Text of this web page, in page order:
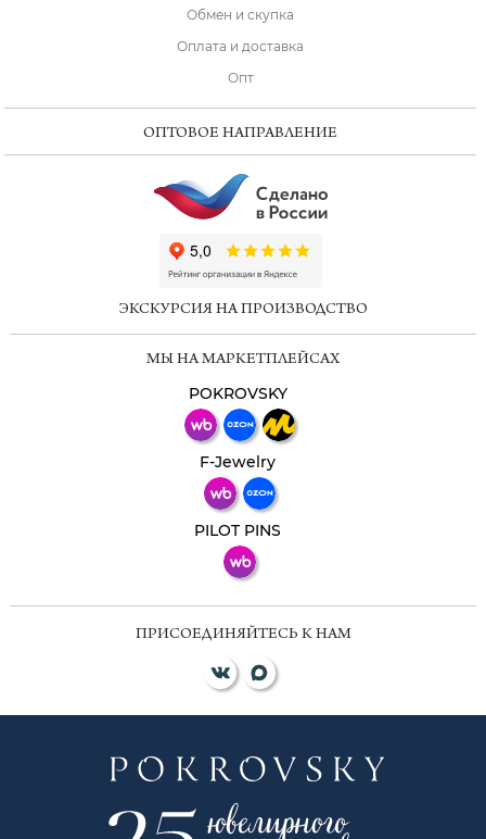
Обмен и скупка
Оплата и доставка
Опт
ОПТОВОЕ НАПРАВЛЕНИЕ
ЭКСКУРСИЯ НА ПРОИЗВОДСТВО
МЫ НА МАРКЕТПЛЕЙСАХ
POKROVSKY
F-Jewelry
PILOT PINS
ПРИСОЕДИНЯЙТЕСЬ К НАМ